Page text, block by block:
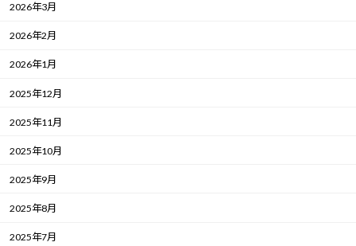
2026年3月
2026年2月
2026年1月
2025年12月
2025年11月
2025年10月
2025年9月
2025年8月
2025年7月